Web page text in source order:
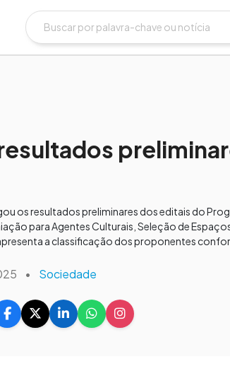
os resultados preliminares dos editais do
para Agentes Culturais, Seleção de
a classificação dos proponentes
• Sociedade